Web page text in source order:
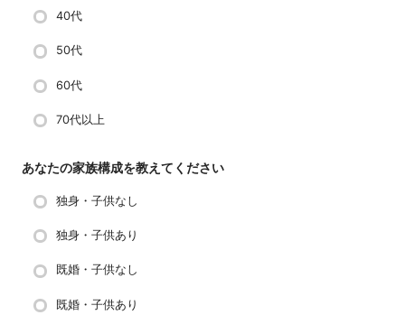
40代
50代
60代
70代以上
あなたの家族構成を教えてください
独身・子供なし
独身・子供あり
既婚・子供なし
既婚・子供あり